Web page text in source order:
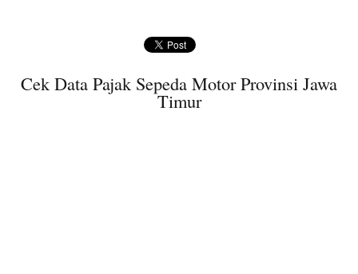
Cek Data Pajak Sepeda Motor Provinsi Jawa
Timur